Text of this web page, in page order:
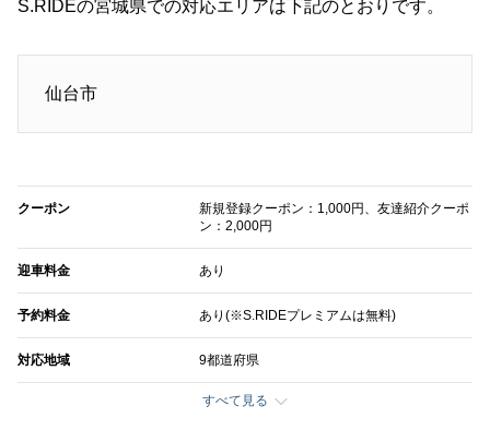
S.RIDEの宮城県での対応エリアは下記のとおりです。
仙台市
クーポン
新規登録クーポン：1,000円、友達紹介クーポ
ン：2,000円
迎車料金 あり
予約料金 あり(※S.RIDEプレミアムは無料)
対応地域 9都道府県
すべて見る